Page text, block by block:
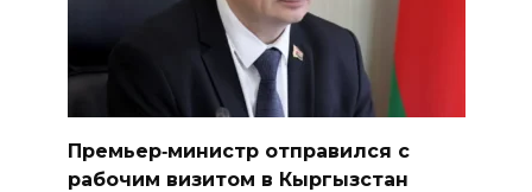
Премьер‑министр отправился с
рабочим визитом в Кыргызстан